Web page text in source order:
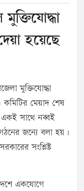
হয়েছে
মুক্তিযোদ্ধা
কমিটির মেয়াদ শেষ
সাথে নব্বই
জন্যে বলা হয়।
সংশ্লিষ্ট
একযোগে